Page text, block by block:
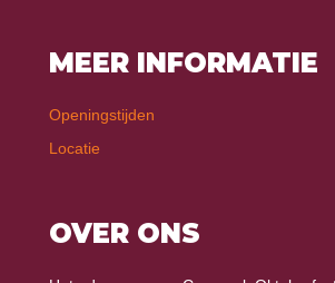
MEER INFORMATIE
Openingstijden
Locatie
OVER ONS